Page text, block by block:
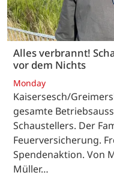
Alles verbrannt!
vor dem Nichts
Monday
Kaisersesch/
gesamte
Schaustellers. Der
Feuerversicherung.
Spendenaktion. Von
Müller…